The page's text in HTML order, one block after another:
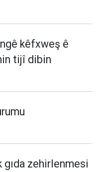
kêfxweş ê
tijî dibin
zehirlenmesi